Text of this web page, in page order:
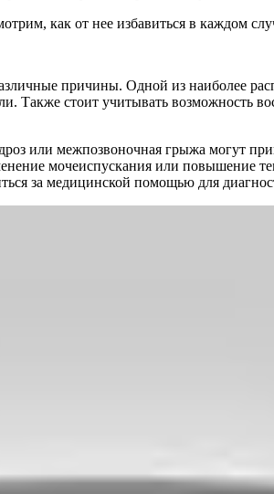
как от нее избавиться в каждом
причины. Одной из наиболее
Также стоит учитывать возможность
или межпозвоночная грыжа могут
мочеиспускания или повышение
за медицинской помощью для